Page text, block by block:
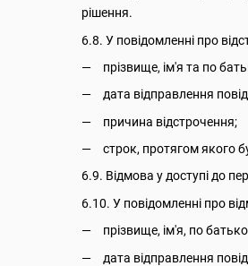
рішення.
6.8. У повідомленні про
прізвище, ім'я та по
дата відправлення
причина відстрочення;
строк, протягом якого
6.9. Відмова у доступі до
6.10. У повідомленні про
прізвище, ім'я, по
дата відправлення